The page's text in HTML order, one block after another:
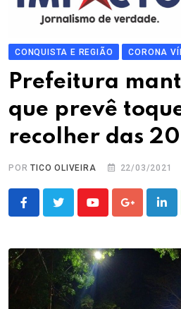
CONQUISTA E REGIÃO CORONA
Prefeitura
que prevê
recolher das
PORTICO OLIVEIRA 22/03/2021
YoutubeGoogle+